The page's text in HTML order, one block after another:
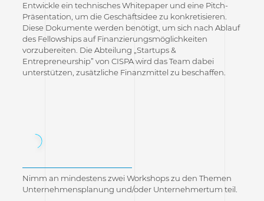
Entwickle ein technisches Whitepaper und eine Pitch-
Präsentation, um die Geschäftsidee zu konkretisieren.
Diese Dokumente werden benötigt, um sich nach Ablauf
des Fellowships auf Finanzierungsmöglichkeiten
vorzubereiten. Die Abteilung „Startups &
Entrepreneurship” von CISPA wird das Team dabei
unterstützen, zusätzliche Finanzmittel zu beschaffen.
3
Nimm an mindestens zwei Workshops zu den Themen
Unternehmensplanung und/oder Unternehmertum teil.